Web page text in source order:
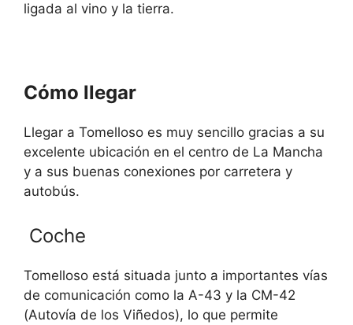
ligada al vino y la tierra.
Cómo llegar
Llegar a Tomelloso es muy sencillo gracias a su
excelente ubicación en el centro de La Mancha
y a sus buenas conexiones por carretera y
autobús.
Coche
Tomelloso está situada junto a importantes vías
de comunicación como la A-43 y la CM-42
(Autovía de los Viñedos), lo que permite